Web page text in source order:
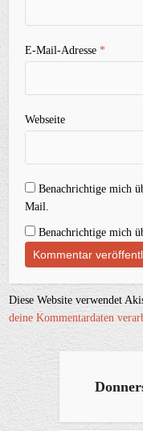
E-Mail-Adresse*
Webseite
Benachrichtige mich
Mail.
Benachrichtige mich
Diese Website verwendet
deine Kommentardaten